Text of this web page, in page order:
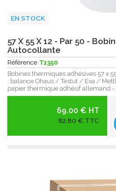
EN STOCK
57 X 55 X 12 - Par 50 -
Autocollante
Référence T1350
Bobines thermiques adhésives 57 x
: balance Ohaus / Testut / Exa /
papier thermique adhésif allemand -
69.00 € HT
82,80 € TTC